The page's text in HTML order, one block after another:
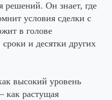
решений. Он знает, где
условия сделки с
в голове
и десятки других
высокий уровень
как растущая